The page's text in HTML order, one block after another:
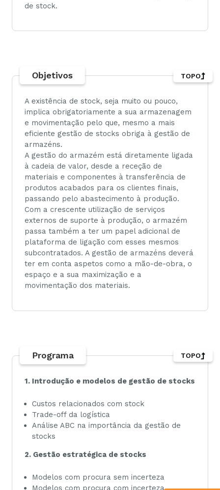
de stock.
Objetivos
A existência de stock, seja muito ou pouco,
implica obrigatoriamente a sua armazenagem
e movimentação pelo que, mesmo a mais
eficiente gestão de stocks obriga à gestão de
armazéns.
A gestão do armazém está diretamente ligada
à cadeia de valor, desde a receção de
materiais e componentes à transferência de
produtos acabados para os clientes finais,
passando pelo abastecimento à produção.
Com a crescente utilização de serviços
externos de suporte à produção, o armazém
passa também a ter um papel adicional de
plataforma de ligação com esses mesmos
subcontratados. A gestão de armazéns deverá
ter em conta aspetos como a mão-de-obra, o
espaço e a sua maximização e a
movimentação dos materiais.
TOPO
Programa
1. Introdução e modelos de gestão de stocks
Custos relacionados com stock
Trade-off da logística
Análise ABC na importância da gestão de
stocks
2. Gestão estratégica de stocks
Modelos com procura sem incerteza
Modelos com procura com incerteza
TOPO